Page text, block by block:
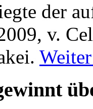
der
v.